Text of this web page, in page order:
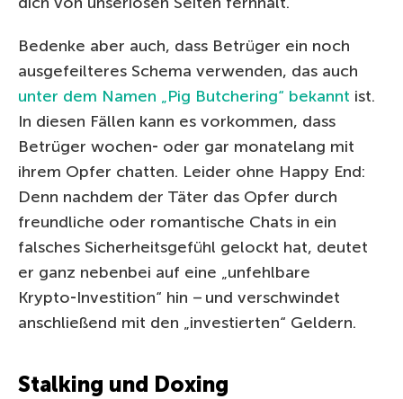
Bedenke aber auch, dass Betrüger ein noch
ausgefeilteres Schema verwenden, das auch
unter dem Namen „Pig Butchering“ bekannt ist.
In diesen Fällen kann es vorkommen, dass
Betrüger wochen‑ oder gar monatelang mit
ihrem Opfer chatten. Leider ohne Happy End:
Denn nachdem der Täter das Opfer durch
freundliche oder romantische Chats in ein
falsches Sicherheitsgefühl gelockt hat, deutet
er ganz nebenbei auf eine „unfehlbare
Krypto‑Investition“ hin – und verschwindet
anschließend mit den „investierten“ Geldern.
Stalking und Doxing